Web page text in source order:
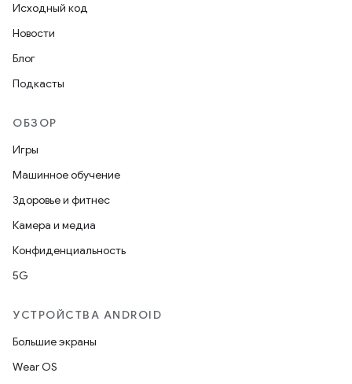
Исходный код
Новости
Блог
Подкасты
ОБЗОР
Игры
Машинное обучение
Здоровье и фитнес
Камера и медиа
Конфиденциальность
5G
УСТРОЙСТВА ANDROID
Большие экраны
Wear OS